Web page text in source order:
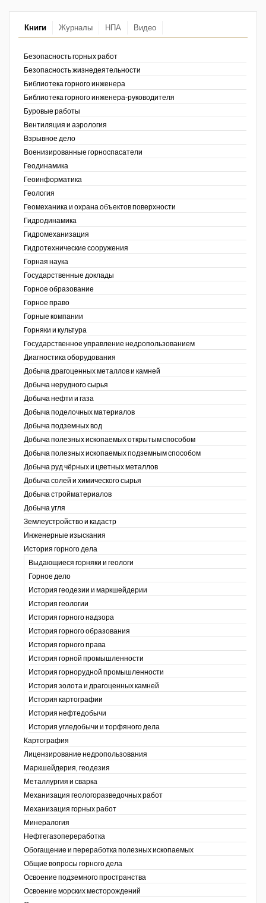
Книги Журналы НПА Видео
Безопасность горных работ
Безопасность жизнедеятельности
Библиотека горного инженера
Библиотека горного инженера-руководителя
Буровые работы
Вентиляция и аэрология
Взрывное дело
Военизированные горноспасатели
Геодинамика
Геоинформатика
Геология
Геомеханика и охрана объектов поверхности
Гидродинамика
Гидромеханизация
Гидротехнические сооружения
Горная наука
Государственные доклады
Горное образование
Горное право
Горные компании
Горняки и культура
Государственное управление недропользованием
Диагностика оборудования
Добыча драгоценных металлов и камней
Добыча нерудного сырья
Добыча нефти и газа
Добыча поделочных материалов
Добыча подземных вод
Добыча полезных ископаемых открытым способом
Добыча полезных ископаемых подземным способом
Добыча руд чёрных и цветных металлов
Добыча солей и химического сырья
Добыча стройматериалов
Добыча угля
Землеустройство и кадастр
Инженерные изыскания
История горного дела
Выдающиеся горняки и геологи
Горное дело
История геодезии и маркшейдерии
История геологии
История горного надзора
История горного образования
История горного права
История горной промышленности
История горнорудной промышленности
История золота и драгоценных камней
История картографии
История нефтедобычи
История угледобычи и торфяного дела
Картография
Лицензирование недропользования
Маркшейдерия, геодезия
Металлургия и сварка
Механизация геологоразведочных работ
Механизация горных работ
Минералогия
Нефтегазопереработка
Обогащение и переработка полезных ископаемых
Общие вопросы горного дела
Освоение подземного пространства
Освоение морских месторождений
Маркшейдерия и недропользование
Медицина катастроф
Минеральные ресурсы России
Нефтегазовые технологии
Нефтегазовая вертикаль
Разведка и охрана недр
Стандарт качества
Сфера. Нефть и газ
Уголь
Уголь Кузбасса
Химагрегаты
Электроэнергия. Передача и
распределение
Coal People Magazine
PWC